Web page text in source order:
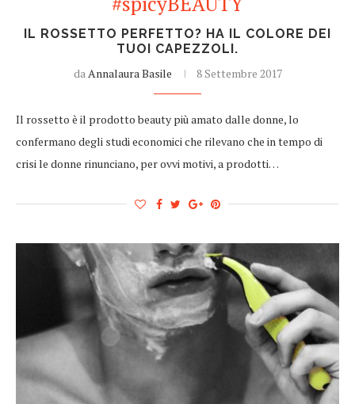
IL ROSSETTO PERFETTO? HA IL COLORE DEI
TUOI CAPEZZOLI.
daAnnalaura Basile 8 Settembre 2017
Il rossetto è il prodotto beauty più amato dalle donne, lo
confermano degli studi economici che rilevano che in tempo di
crisi le donne rinunciano, per ovvi motivi, a prodotti…